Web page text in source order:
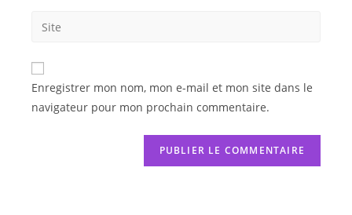
Enregistrer mon nom, mon e-mail et mon site dans le
navigateur pour mon prochain commentaire.